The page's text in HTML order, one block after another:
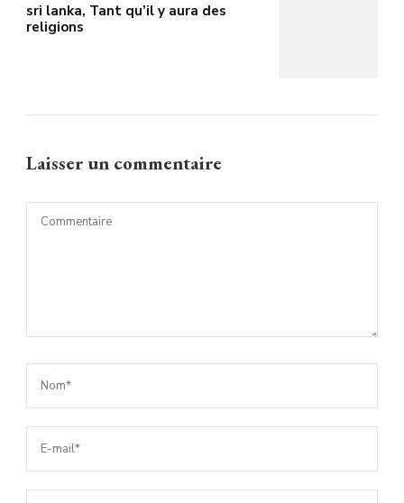
sri lanka, Tant qu’il y aura des
religions
Laisser un commentaire